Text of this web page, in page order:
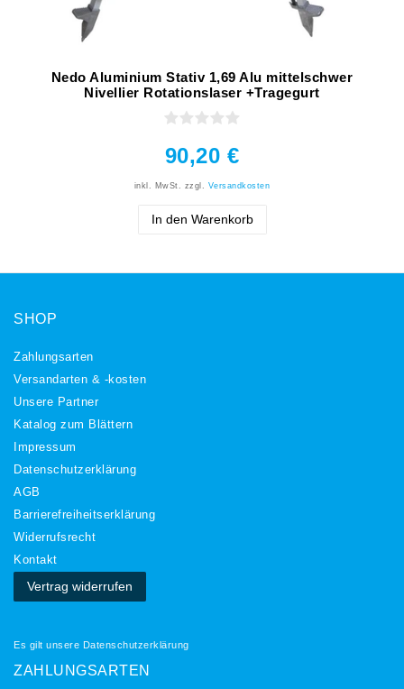
Nedo Aluminium Stativ 1,69 Alu mittelschwer
Nivellier Rotationslaser +Tragegurt
90,20 €
inkl. MwSt. zzgl. Versandkosten
In den Warenkorb
SHOP
Zahlungsarten
Versandarten & -kosten
Unsere Partner
Katalog zum Blättern
Impressum
Daten­schutz­erklärung
AGB
Barrierefreiheitserklärung
Widerrufs­recht
Kontakt
Vertrag widerrufen
Es gilt unsere Datenschutzerklärung
ZAHLUNGSARTEN